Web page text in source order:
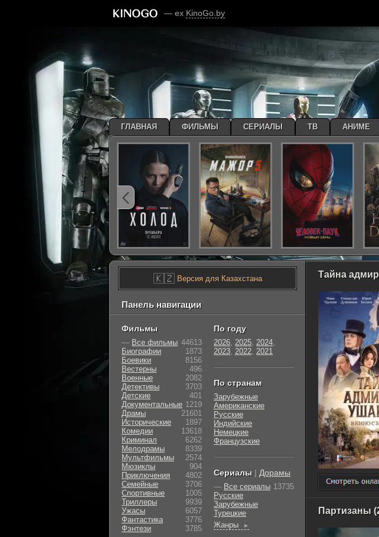
— ex KinoGo.by
Тайна
Партизаны
🇰🇿Версия для Казахстана
Панель навигации
Фильмы
— Все фильмы 44613
Биографии
1873
Боевики
8156
Вестерны
496
Военные
2082
Детективы
3703
Детские
401
Документальные 1219
Драмы
21601
Исторические
1897
Комедии
13618
Криминал
6262
Мелодрамы
8339
Мультфильмы
2574
Мюзиклы
904
Приключения
4802
Семейные
3706
Cпортивные
1005
Триллеры
9939
Ужасы
6057
Фантастика
3776
Фэнтези
3785
По году
2026, 2025, 2024,
2023, 2022, 2021
По странам
Зарубежные
Американские
Русские
Индийские
Немецкие
Французские
Сериалы | Дорамы
— Все сериалы 13735
Русские
Зарубежные
Турецкие
Жанры
►
ГЛАВНАЯ ФИЛЬМЫ СЕРИАЛЫ ТВ АНИМЕ